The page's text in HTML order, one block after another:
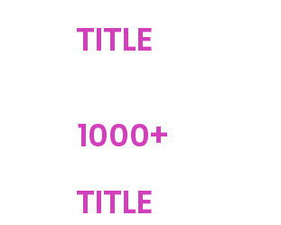
TITLE
TITLE
1000+